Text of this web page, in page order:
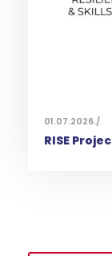
01.07.2026.
RISE